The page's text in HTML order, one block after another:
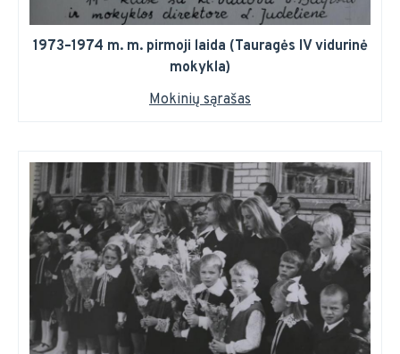
1973–1974 m. m. pirmoji laida (Tauragės IV vidurinė
mokykla)
Mokinių sąrašas